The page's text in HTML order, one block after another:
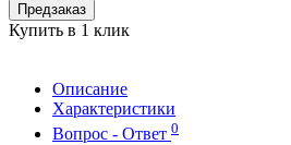
Предзаказ
Купить в 1 клик
Описание
Характеристики
Вопрос - Ответ 0